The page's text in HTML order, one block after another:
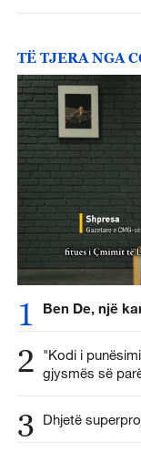
TË TJERA NGA
1 Ben De, një
2
"Kodi i
gjysmës së
3 Dhjetë